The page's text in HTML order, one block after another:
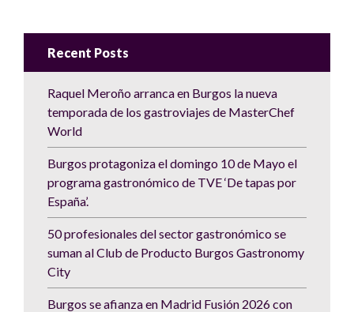
Recent Posts
Raquel Meroño arranca en Burgos la nueva
temporada de los gastroviajes de MasterChef
World
Burgos protagoniza el domingo 10 de Mayo el
programa gastronómico de TVE ‘De tapas por
España’.
50 profesionales del sector gastronómico se
suman al Club de Producto Burgos Gastronomy
City
Burgos se afianza en Madrid Fusión 2026 con